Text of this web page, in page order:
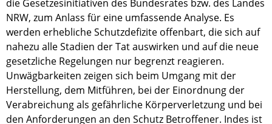
die Gesetzesinitiativen des Bundesrates bzw. des Landes
NRW, zum Anlass für eine umfassende Analyse. Es
werden erhebliche Schutzdefizite offenbart, die sich auf
nahezu alle Stadien der Tat auswirken und auf die neue
gesetzliche Regelungen nur begrenzt reagieren.
Unwägbarkeiten zeigen sich beim Umgang mit der
Herstellung, dem Mitführen, bei der Einordnung der
Verabreichung als gefährliche Körperverletzung und bei
den Anforderungen an den Schutz Betroffener. Indes ist